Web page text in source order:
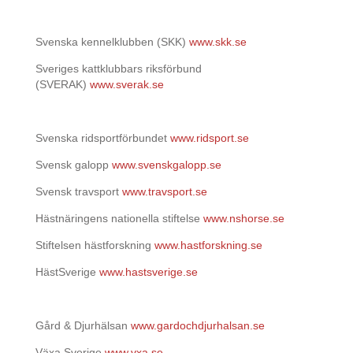
Svenska kennelklubben (SKK) www.skk.se
Sveriges kattklubbars riksförbund
(SVERAK) www.sverak.se
Svenska ridsportförbundet www.ridsport.se
Svensk galopp www.svenskgalopp.se
Svensk travsport www.travsport.se
Hästnäringens nationella stiftelse www.nshorse.se
Stiftelsen hästforskning www.hastforskning.se
HästSverige www.hastsverige.se
Gård & Djurhälsan www.gardochdjurhalsan.se